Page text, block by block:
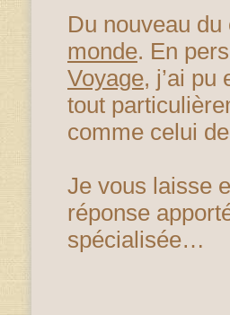
Du nouveau
monde. En
Voyage, j’ai pu
tout
comme celui
Je vous laisse
réponse
spécialisée…